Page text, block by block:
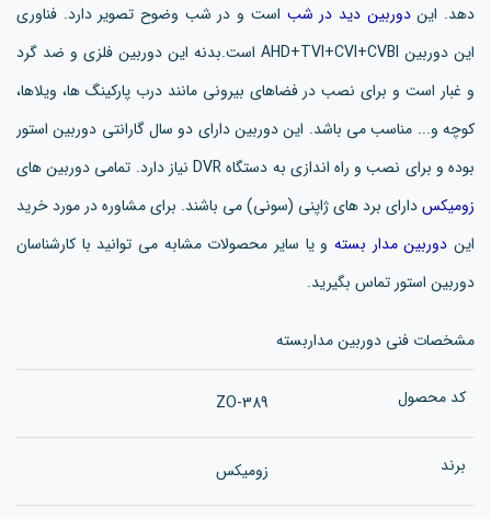
دهد. ایندوربین دید در شب است و در شب وضوح تصویر دارد. فناوری
این دوربین AHD+TVI+CVI+CVBI است.بدنه این دوربین فلزی و ضد گرد
و غبار است و برای نصب در فضاهای بیرونی مانند درب پارکینگ ها، ویلاها،
کوچه و... مناسب می باشد. این دوربین دارای دو سال گارانتی دوربین استور
بوده و برای نصب و راه اندازی به دستگاه DVR نیاز دارد. تمامی دوربین های
زومیکسدارای برد های ژاپنی (سونی) می باشند. برای مشاوره در مورد خرید
این دوربین مدار بسته و یا سایر محصولات مشابه می توانید با کارشناسان
دوربین استور تماس بگیرید.
مشخصات فنی دوربین مداربسته
کد محصول ZO-389
برند زومیکس